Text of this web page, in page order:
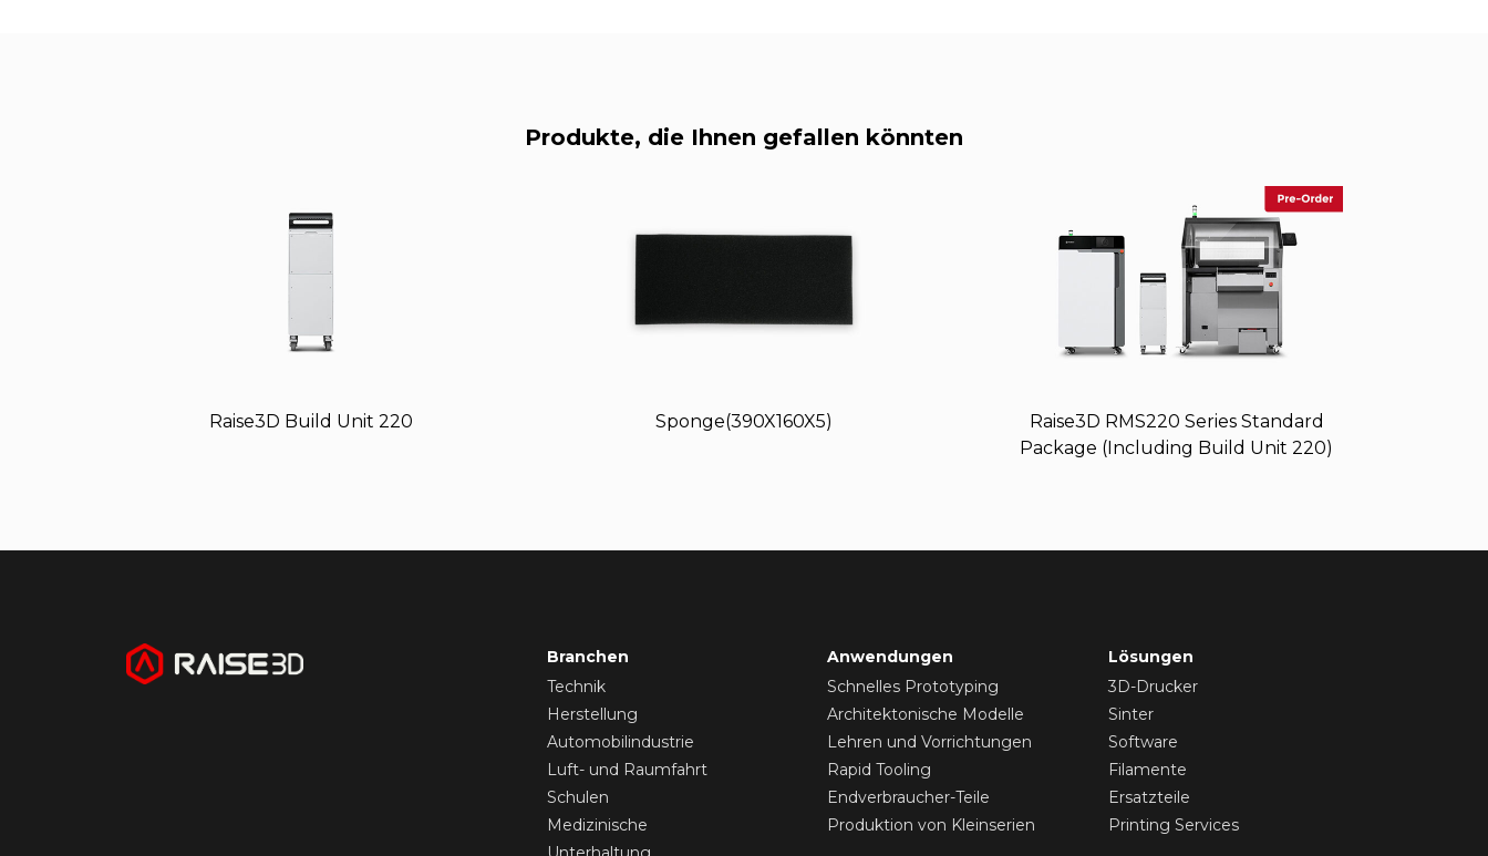
Produkte, die Ihnen gefallen könnten
Raise3D Build Unit 220 Sponge(390X160X5)
Raise3D RMS220 Series Standard
Package (Including Build Unit 220)
Branchen
Technik
Herstellung
Automobilindustrie
Luft- und Raumfahrt
Schulen
Medizinische
Anwendungen
Schnelles Prototyping
Architektonische Modelle
Lehren und Vorrichtungen
Rapid Tooling
Endverbraucher-Teile
Produktion von Kleinserien
Lösungen
3D-Drucker
Sinter
Software
Filamente
Ersatzteile
Printing Services